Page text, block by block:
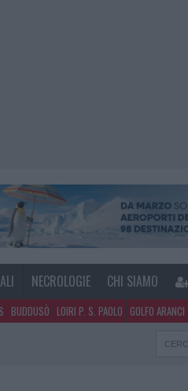
NECROLOGIE CHI SIAMO
BUDDUSÒ LOIRI P. S. PAOLO GOLFO ARANCI